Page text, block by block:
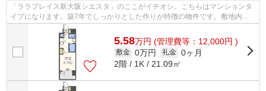
「ララプレイス新大阪シエスタ」のここがイチオシ。こちらはマンションタ
イプになります。築7年でしっかりとした作りが特徴の物件です。敷地内に
はごみ置き場も設置されています。でき...
5.58万円 (管理費等：12,000円 )
敷金 0万円 礼金 0ヶ月
2階 / 1K / 21.09㎡